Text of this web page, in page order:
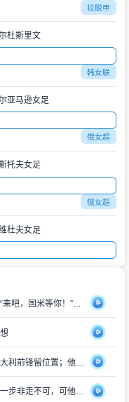
拉脱甲
杜斯里文
韩女联
亚马逊女足
俄女超
托夫女足
俄女超
杜夫女足
劳塔罗一通电话打到罗梅罗手机：“来吧，国米等你！”萨内蒂也在旁边
大因扎吉放话：意甲射手榜得给意大利前锋留位置；他还挺信曼奇尼
威姆斯谈朱芳雨杜锋离队：广东这一步非走不可，可他们早晚会回来